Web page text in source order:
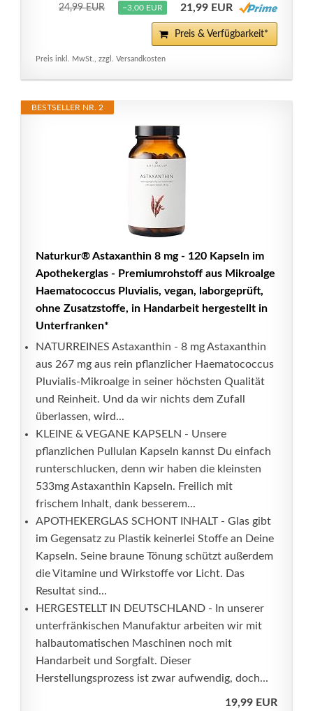
24,99 EUR −3,00 EUR 21,99 EUR
Preis & Verfügbarkeit*
Preis inkl. MwSt., zzgl. Versandkosten
BESTSELLER NR. 2
Naturkur® Astaxanthin 8 mg - 120 Kapseln im
Apothekerglas - Premiumrohstoff aus Mikroalge
Haematococcus Pluvialis, vegan, laborgeprüft,
ohne Zusatzstoffe, in Handarbeit hergestellt in
Unterfranken*
NATURREINES Astaxanthin - 8 mg Astaxanthin
aus 267 mg aus rein pflanzlicher Haematococcus
Pluvialis-Mikroalge in seiner höchsten Qualität
und Reinheit. Und da wir nichts dem Zufall
überlassen, wird...
KLEINE & VEGANE KAPSELN - Unsere
pflanzlichen Pullulan Kapseln kannst Du einfach
runterschlucken, denn wir haben die kleinsten
533mg Astaxanthin Kapseln. Freilich mit
frischem Inhalt, dank besserem...
APOTHEKERGLAS SCHONT INHALT - Glas gibt
im Gegensatz zu Plastik keinerlei Stoffe an Deine
Kapseln. Seine braune Tönung schützt außerdem
die Vitamine und Wirkstoffe vor Licht. Das
Resultat sind...
HERGESTELLT IN DEUTSCHLAND - In unserer
unterfränkischen Manufaktur arbeiten wir mit
halbautomatischen Maschinen noch mit
Handarbeit und Sorgfalt. Dieser
Herstellungsprozess ist zwar aufwendig, doch...
19,99 EUR